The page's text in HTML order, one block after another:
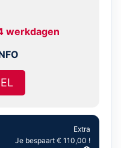
werkdagen
Extra
Je bespaart € 110,00 !